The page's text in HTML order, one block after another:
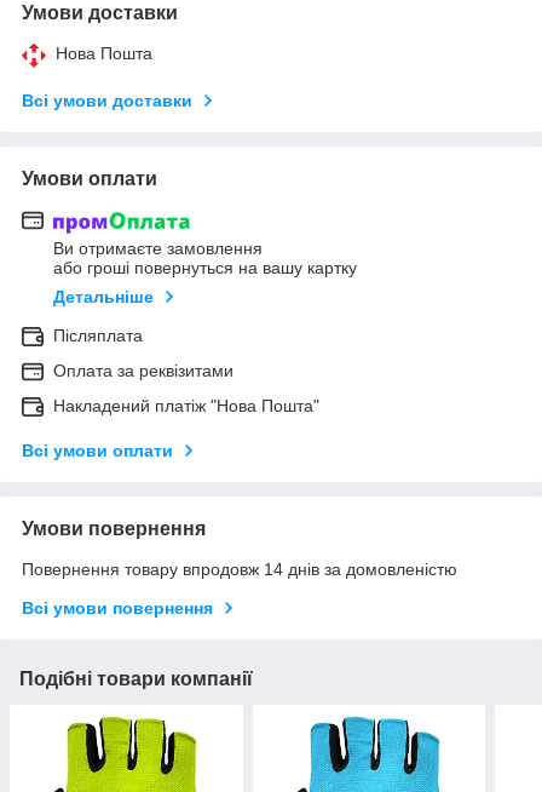
Умови доставки
Нова Пошта
Всі умови доставки
Умови оплати
Ви отримаєте замовлення
або гроші повернуться на вашу картку
Детальніше
Післяплата
Оплата за реквізитами
Накладений платіж "Нова Пошта"
Всі умови оплати
Умови повернення
Повернення товару впродовж 14 днів за домовленістю
Всі умови повернення
Подібні товари компанії